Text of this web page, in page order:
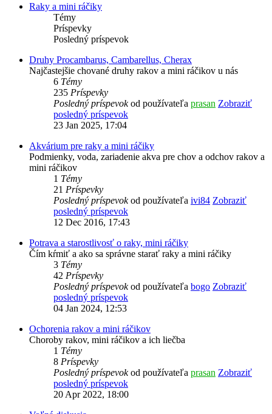
Raky a mini ráčiky
Témy
Príspevky
Posledný príspevok
Druhy Procambarus, Cambarellus, Cherax
Najčastejšie chované druhy rakov a mini ráčikov u nás
6 Témy
235 Príspevky
Posledný príspevokod používateľa prasan Zobraziť
posledný príspevok
23 Jan 2025, 17:04
Akvárium pre raky a mini ráčiky
Podmienky, voda, zariadenie akva pre chov a odchov rakov a
mini ráčikov
1 Témy
21 Príspevky
Posledný príspevokod používateľa ivi84 Zobraziť
posledný príspevok
12 Dec 2016, 17:43
Potrava a starostlivosť o raky, mini ráčiky
Čím kŕmiť a ako sa správne starať raky a mini ráčiky
3 Témy
42 Príspevky
Posledný príspevokod používateľa bogo Zobraziť
posledný príspevok
04 Jan 2024, 12:53
Ochorenia rakov a mini ráčikov
Choroby rakov, mini ráčikov a ich liečba
1 Témy
8 Príspevky
Posledný príspevokod používateľa prasan Zobraziť
posledný príspevok
20 Apr 2022, 18:00